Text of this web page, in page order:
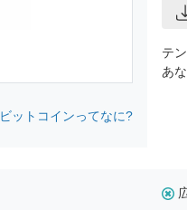
ビットコインってなに?
テ
あ